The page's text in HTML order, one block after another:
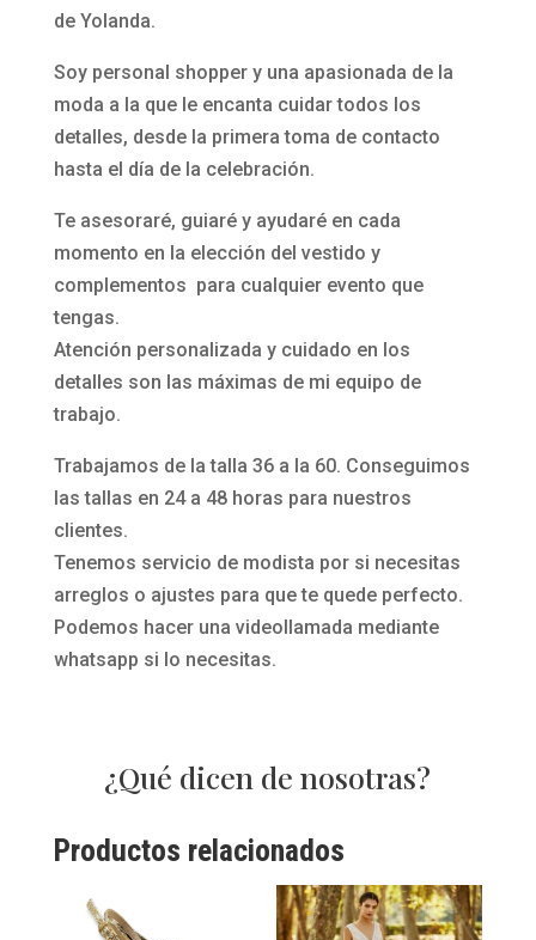
de Yolanda.
Soy personal shopper y una apasionada de la
moda a la que le encanta cuidar todos los
detalles, desde la primera toma de contacto
hasta el día de la celebración.
Te asesoraré, guiaré y ayudaré en cada
momento en la elección del vestido y
complementos para cualquier evento que
tengas.
Atención personalizada y cuidado en los
detalles son las máximas de mi equipo de
trabajo.
Trabajamos de la talla 36 a la 60. Conseguimos
las tallas en 24 a 48 horas para nuestros
clientes.
Tenemos servicio de modista por si necesitas
arreglos o ajustes para que te quede perfecto.
Podemos hacer una videollamada mediante
whatsapp si lo necesitas.
¿Qué dicen de nosotras?
Productos relacionados